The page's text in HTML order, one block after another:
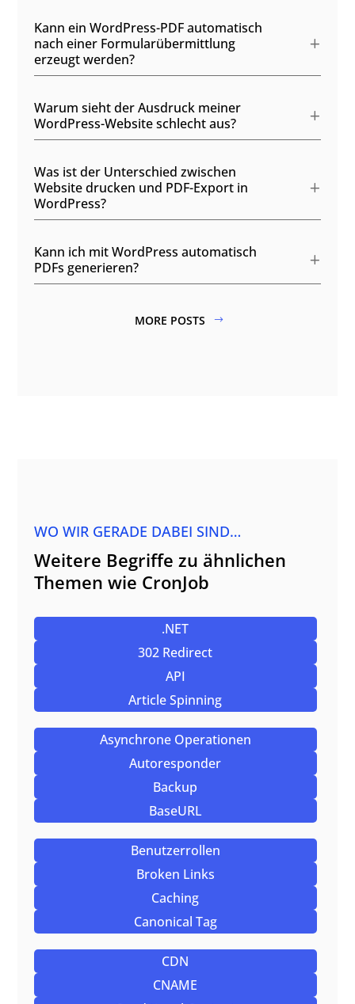
Kann ein WordPress-PDF automatisch
nach einer Formularübermittlung
erzeugt werden?
Warum sieht der Ausdruck meiner
WordPress-Website schlecht aus?
Was ist der Unterschied zwischen
Website drucken und PDF-Export in
WordPress?
Kann ich mit WordPress automatisch
PDFs generieren?
MORE POSTS
WO WIR GERADE DABEI SIND…
Weitere Begriffe zu ähnlichen
Themen wie CronJob
.NET
302 Redirect
API
Article Spinning
Asynchrone Operationen
Autoresponder
Backup
BaseURL
Benutzerrollen
Broken Links
Caching
Canonical Tag
CDN
CNAME